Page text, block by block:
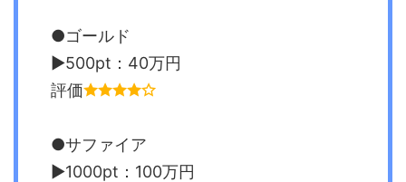
●ゴールド
▶︎500pt：40万円
評価
●サファイア
▶︎1000pt：100万円